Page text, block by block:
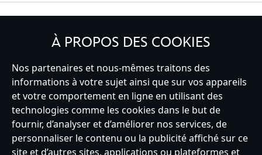
France
Service clients Conditions d’utilisation
Trouver un magasin
À PROPOS DES COOKIES
Nos partenaires et nous-mêmes traitons des
informations à votre sujet ainsi que sur vos appareils
et votre comportement en ligne en utilisant des
technologies comme les cookies dans le but de
fournir, d’analyser et d’améliorer nos services, de
personnaliser le contenu ou la publicité affiché sur ce
site et d’autres sites, applications ou plateformes et